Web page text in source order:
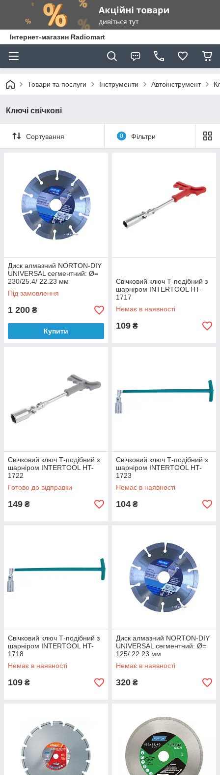
Інтернет-магазин Radiomart
Товари та послуги Інструменти Автоінструмент
Ключі свічкові
Сортування 0 Фільтри
Диск алмазний NORTON-DIY
UNIVERSAL сегментний: Ø=
230/25.4/ 22.23 мм
Під замовлення
1 200 ₴
Купити
Свічковий ключ Т-подібний з
шарніром INTERTOOL HT-
1717
Немає в наявності
109 ₴
Свічковий ключ Т-подібний з
шарніром INTERTOOL HT-
1722
Готово до відправки
149 ₴
Свічковий ключ Т-подібний з
шарніром INTERTOOL HT-
1723
Немає в наявності
104 ₴
Свічковий ключ Т-подібний з
шарніром INTERTOOL HT-
1718
Немає в наявності
109 ₴
Диск алмазний NORTON-DIY
UNIVERSAL сегментний: Ø=
125/ 22.23 мм
Немає в наявності
320 ₴